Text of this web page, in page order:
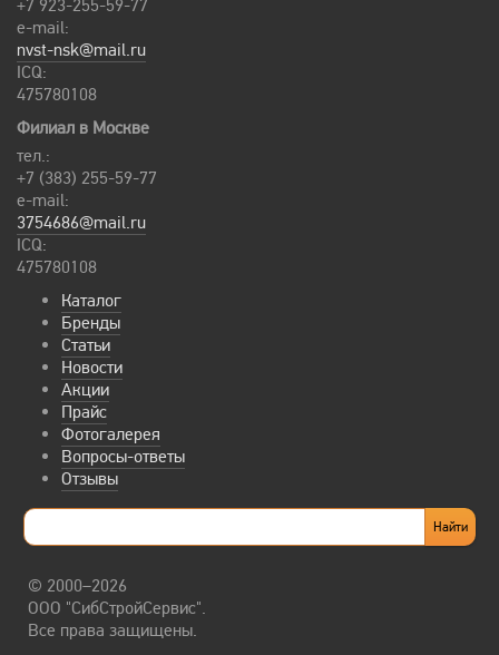
+7 923-255-59-77
e-mail:
nvst-nsk@mail.ru
ICQ:
475780108
Филиал в Москве
тел.:
+7 (383) 255-59-77
e-mail:
3754686@mail.ru
ICQ:
475780108
Каталог
Бренды
Статьи
Новости
Акции
Прайс
Фотогалерея
Вопросы-ответы
Отзывы
© 2000–2026
ООО "СибСтройСервис".
Все права защищены.